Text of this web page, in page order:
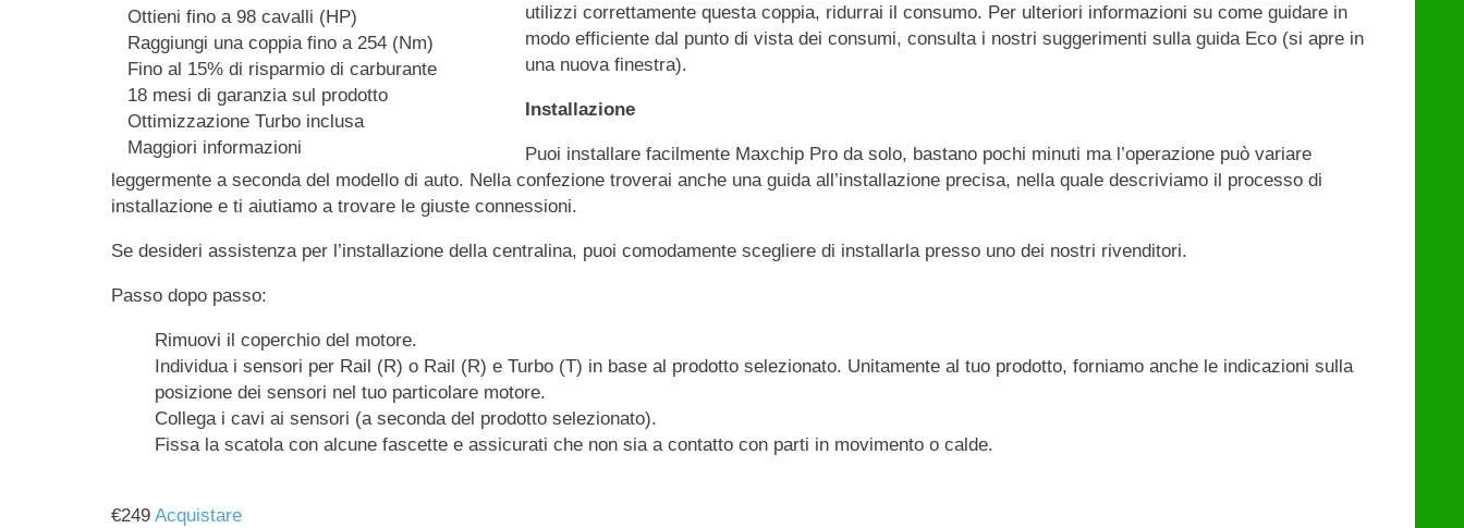
Ottieni fino a 98 cavalli (HP)
Raggiungi una coppia fino a 254 (Nm)
Fino al 15% di risparmio di carburante
18 mesi di garanzia sul prodotto
Ottimizzazione Turbo inclusa
Maggiori informazioni
utilizzi correttamente questa coppia, ridurrai il consumo. Per ulteriori informazioni su come guidare in
modo efficiente dal punto di vista dei consumi, consulta i nostri suggerimenti sulla guida Eco (si apre in
una nuova finestra).
Installazione
Puoi installare facilmente Maxchip Pro da solo, bastano pochi minuti ma l’operazione può variare
leggermente a seconda del modello di auto. Nella confezione troverai anche una guida all’installazione precisa, nella quale descriviamo il processo di
installazione e ti aiutiamo a trovare le giuste connessioni.
Se desideri assistenza per l’installazione della centralina, puoi comodamente scegliere di installarla presso uno dei nostri rivenditori.
Passo dopo passo:
Rimuovi il coperchio del motore.
Individua i sensori per Rail (R) o Rail (R) e Turbo (T) in base al prodotto selezionato. Unitamente al tuo prodotto, forniamo anche le indicazioni sulla
posizione dei sensori nel tuo particolare motore.
Collega i cavi ai sensori (a seconda del prodotto selezionato).
Fissa la scatola con alcune fascette e assicurati che non sia a contatto con parti in movimento o calde.
€249 Acquistare